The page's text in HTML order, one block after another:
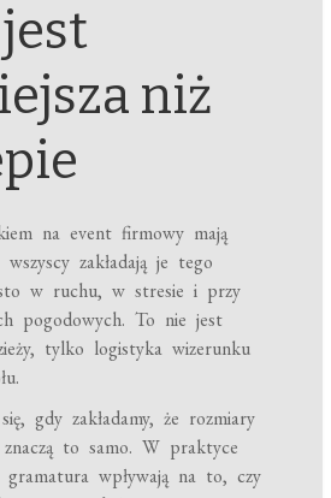
niż
na event firmowy mają
zakładają je tego
w ruchu, w stresie i przy
pogodowych. To nie jest
tylko logistyka wizerunku
gdy zakładamy, że rozmiary
znaczą to samo. W praktyce
wpływają na to, czy